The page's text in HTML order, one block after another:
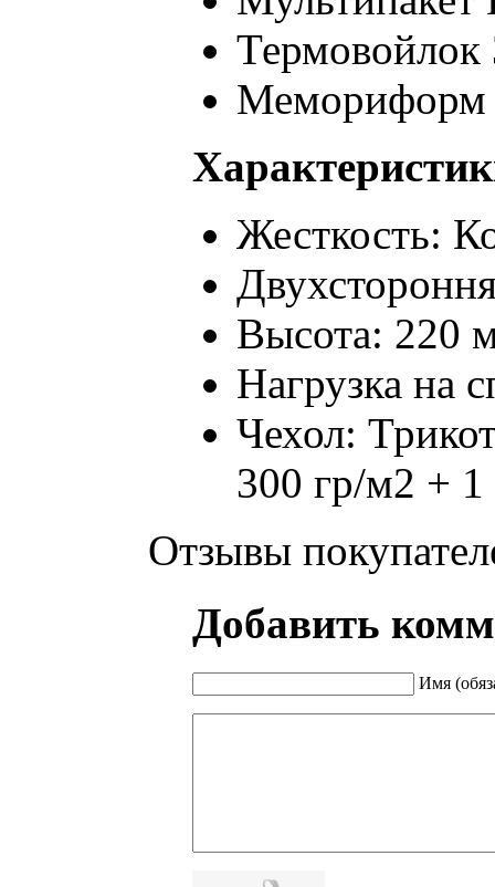
Жесткость:
Высота: 220
Нагрузка на
Чехол:
300 гр/м2 +
Отзывы
Добавить
Имя